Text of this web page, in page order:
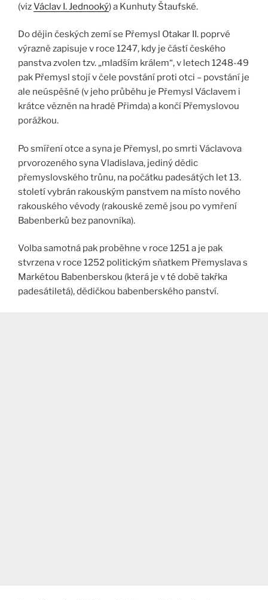
(vizVáclav I. Jednooký) a Kunhuty Štaufské.
Do dějin českých zemí se Přemysl Otakar II. poprvé
výrazně zapisuje v roce 1247, kdy je částí českého
panstva zvolen tzv. „mladším králem“, v letech 1248-49
pak Přemysl stojí v čele povstání proti otci – povstání je
ale neúspěšné (v jeho průběhu je Přemysl Václavem i
krátce vězněn na hradě Přimda) a končí Přemyslovou
porážkou.
Po smíření otce a syna je Přemysl, po smrti Václavova
prvorozeného syna Vladislava, jediný dědic
přemyslovského trůnu, na počátku padesátých let 13.
století vybrán rakouským panstvem na místo nového
rakouského vévody (rakouské země jsou po vymření
Babenberků bez panovníka).
Volba samotná pak proběhne v roce 1251 a je pak
stvrzena v roce 1252 politickým sňatkem Přemyslava s
Markétou Babenberskou (která je v té době takřka
padesátiletá), dědičkou babenberského panství.